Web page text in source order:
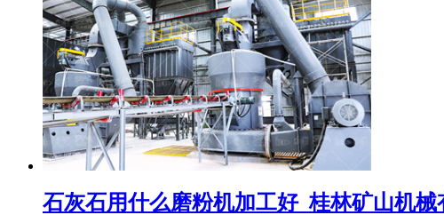
石灰石用什么磨粉机加工好_桂林矿山机械